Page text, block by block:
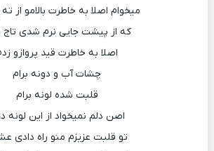
ﻣﻴﺨﻮام اﺻﻠﺎ ﺑﻪ ﺧﺎﻃﺮت ﺑﺎﻟﺎﻣﻮ از
ﻛﻪ از ﭘﻴﺸﺖ ﺟﺎﻳﻰ ﻧﺮم ﺷﺪی
اﺻﻠﺎ ﺑﻪ ﺧﺎﻃﺮت ﻗﻴﺪ ﭘﺮوازو
ﭼﺸﺎت آب و دوﻧﻪ ﺑﺮام
ﻗﻠﺒﺖ ﺷﺪه ﻟﻮﻧﻪ ﺑﺮام
اﺻﻦ دﻟﻢ ﻧﻤﻴﺨﻮاد از اﻳﻦ ﻟﻮﻧﻪ
ﺗﻮ ﻗﻠﺒﺖ ﻋﺰﻳﺰم ﻣﻨﻮ راه دادی